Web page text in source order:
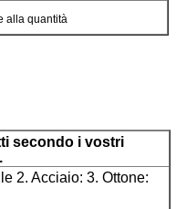
alla quantità
secondo i vostri
2. Acciaio: 3. Ottone: